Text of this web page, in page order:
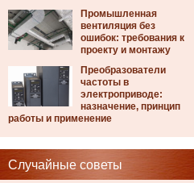
Промышленная
вентиляция без
ошибок: требования к
проекту и монтажу
Преобразователи
частоты в
электроприводе:
назначение, принцип
работы и применение
Случайные советы